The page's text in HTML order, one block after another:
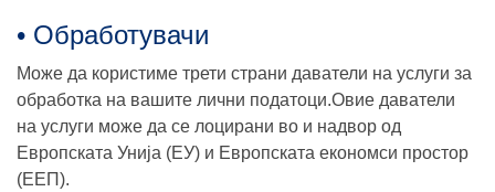
• Обработувачи
Може да користиме трети страни даватели на услуги за
обработка на вашите лични податоци.Овие даватели
на услуги може да се лоцирани во и надвор од
Европската Унија (ЕУ) и Европската економси простор
(ЕЕП).